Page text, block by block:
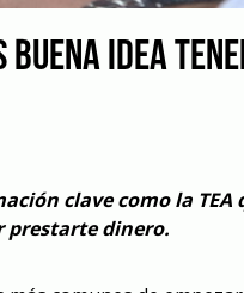
BUENA IDEA
clave como la TEA
prestarte dinero.